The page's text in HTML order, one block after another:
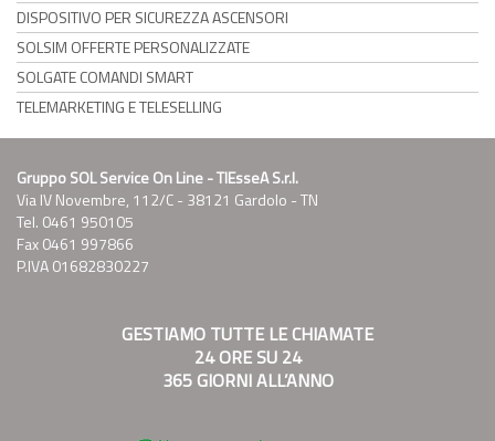
DISPOSITIVO PER SICUREZZA ASCENSORI
SOLSIM OFFERTE PERSONALIZZATE
SOLGATE COMANDI SMART
TELEMARKETING E TELESELLING
Gruppo SOL Service On Line - TIEsseA S.r.l.
Via IV Novembre, 112/C - 38121 Gardolo - TN
Tel. 0461 950105
Fax 0461 997866
P.IVA 01682830227
GESTIAMO TUTTE LE CHIAMATE
24 ORE SU 24
365 GIORNI ALL’ANNO